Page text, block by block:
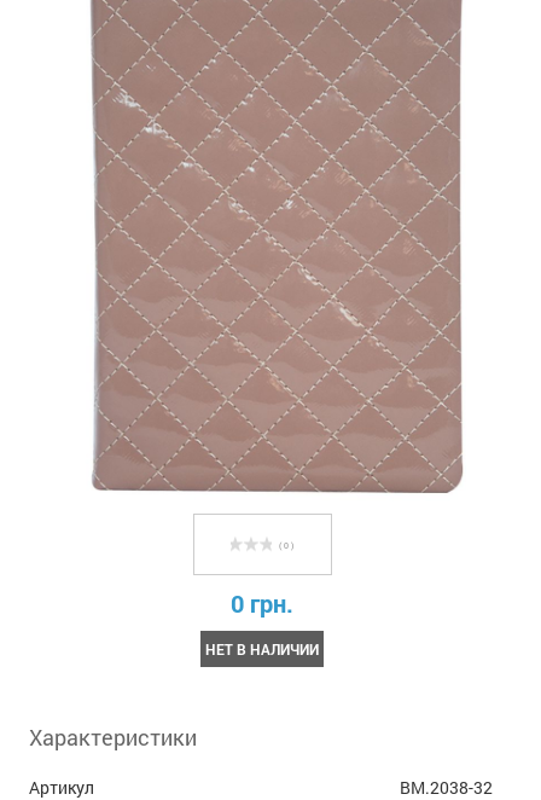
( 0 )
0 грн.
НЕТ В НАЛИЧИИ
Характеристики
Артикул
BM.2038-32